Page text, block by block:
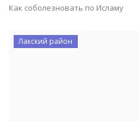
Как соболезновать по Исламу
Лакский район